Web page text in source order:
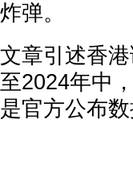
炸弹。
文章引述香
至2024年中
是官方公布